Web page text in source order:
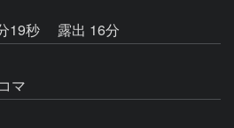
19秒
露出 16分
マ